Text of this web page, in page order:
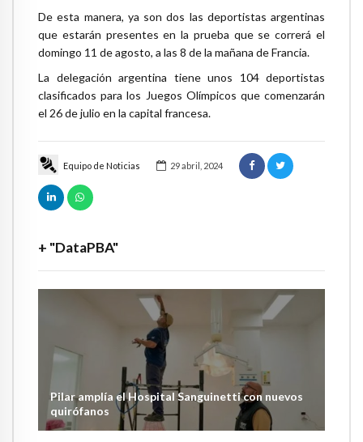
Equipo de Noticias 29 abril, 2024
+ "DataPBA"
Pilar amplía el Hospital Sanguinetti con nuevos
quirófanos
De esta manera, ya son dos las deportistas argentinas
que estarán presentes en la prueba que se correrá el
domingo 11 de agosto, a las 8 de la mañana de Francia.
La delegación argentina tiene unos 104 deportistas
clasificados para los Juegos Olímpicos que comenzarán
el 26 de julio en la capital francesa.